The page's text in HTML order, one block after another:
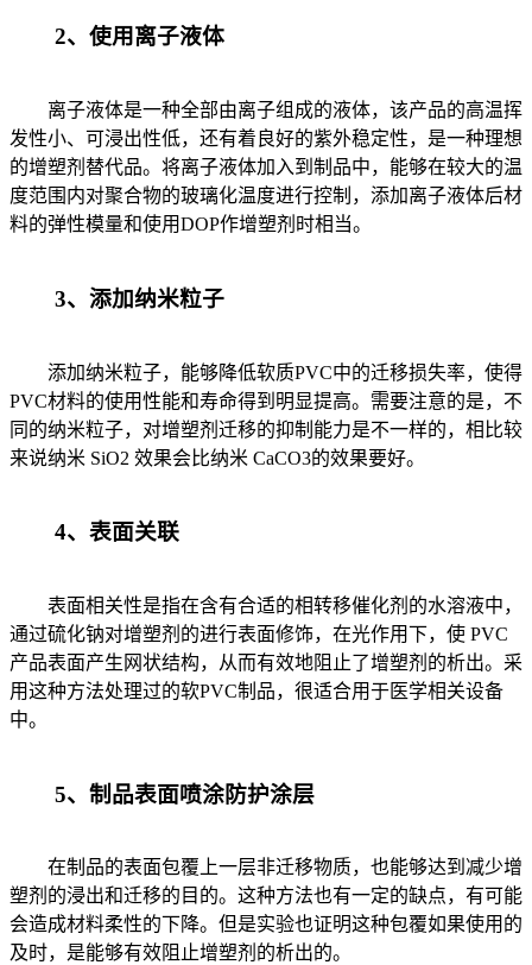
2、使用离子液体
离子液体是一种全部由离子组成的液体，该产品的高温挥
发性小、可浸出性低，还有着良好的紫外稳定性，是一种理想
的增塑剂替代品。将离子液体加入到制品中，能够在较大的温
度范围内对聚合物的玻璃化温度进行控制，添加离子液体后材
料的弹性模量和使用DOP作增塑剂时相当。
3、添加纳米粒子
添加纳米粒子，能够降低软质PVC中的迁移损失率，使得
PVC材料的使用性能和寿命得到明显提高。需要注意的是，不
同的纳米粒子，对增塑剂迁移的抑制能力是不一样的，相比较
来说纳米 SiO2 效果会比纳米 CaCO3的效果要好。
4、表面关联
表面相关性是指在含有合适的相转移催化剂的水溶液中，
通过硫化钠对增塑剂的进行表面修饰，在光作用下，使 PVC
产品表面产生网状结构，从而有效地阻止了增塑剂的析出。采
用这种方法处理过的软PVC制品，很适合用于医学相关设备
中。
5、制品表面喷涂防护涂层
在制品的表面包覆上一层非迁移物质，也能够达到减少增
塑剂的浸出和迁移的目的。这种方法也有一定的缺点，有可能
会造成材料柔性的下降。但是实验也证明这种包覆如果使用的
及时，是能够有效阻止增塑剂的析出的。